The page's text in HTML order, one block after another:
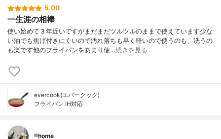
5.00
一生涯の相棒
使い始めて３年近いですがまだまだツルツルのままで使えています少な
い油でも焦げ付きにくいので汚れ落ちも早く軽いので使うのも、洗うの
も楽です他のフライパンをあまり使…続きを見る
evercook(エバークック)
フライパン IH対応
®️home